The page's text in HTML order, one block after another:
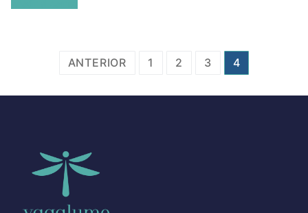
ANTERIOR 1 2 3 4